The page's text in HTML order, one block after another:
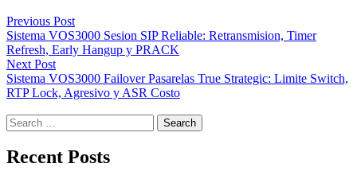
navigation
Previous Post
Sistema VOS3000 Sesion SIP Reliable: Retransmision, Timer
Refresh, Early Hangup y PRACK
Next Post
Sistema VOS3000 Failover Pasarelas True Strategic: Limite Switch,
RTP Lock, Agresivo y ASR Costo
Search
for:
Recent Posts